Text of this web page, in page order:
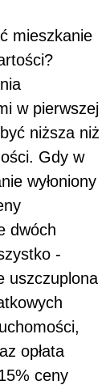
mieszkanie
w pierwszej
niższa niż
Gdy w
wyłoniony
dwóch
-
uszczuplona
opłata
ceny